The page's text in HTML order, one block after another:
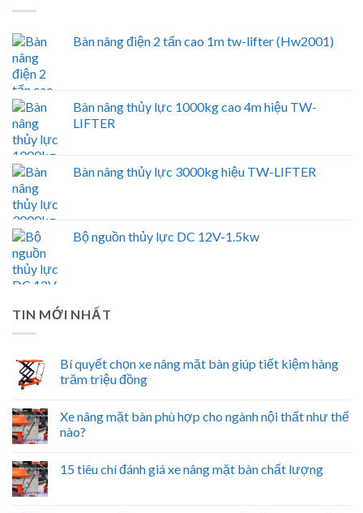
Bàn nâng điện 2 tấn cao 1m tw-lifter (Hw2001)
Bàn nâng thủy lực 1000kg cao 4m hiệu TW-
LIFTER
Bàn nâng thủy lực 3000kg hiệu TW-LIFTER
Bộ nguồn thủy lực DC 12V-1.5kw
TIN MỚI NHẤT
Bí quyết chọn xe nâng mặt bàn giúp tiết kiệm hàng
trăm triệu đồng
Xe nâng mặt bàn phù hợp cho ngành nội thất như thế
nào?
15 tiêu chí đánh giá xe nâng mặt bàn chất lượng